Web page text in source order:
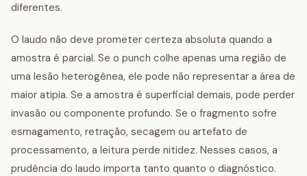
diferentes.
O laudo não deve prometer certeza absoluta quando a
amostra é parcial. Se o punch colhe apenas uma região de
uma lesão heterogênea, ele pode não representar a área de
maior atipia. Se a amostra é superficial demais, pode perder
invasão ou componente profundo. Se o fragmento sofre
esmagamento, retração, secagem ou artefato de
processamento, a leitura perde nitidez. Nesses casos, a
prudência do laudo importa tanto quanto o diagnóstico.